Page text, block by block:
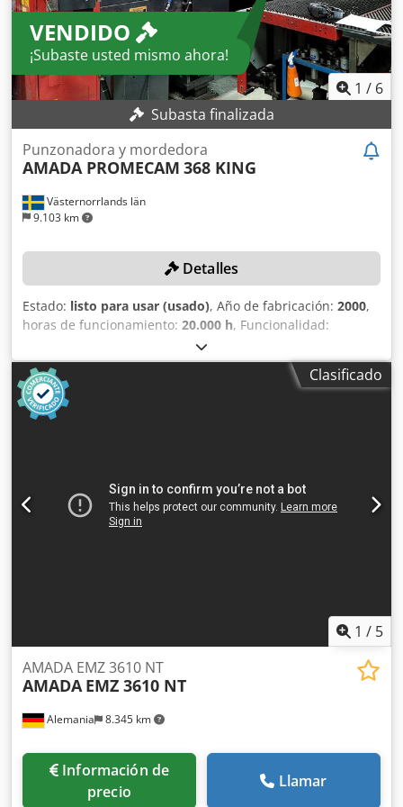
VENDIDO
¡Subaste usted mismo ahora!
1 / 6
Subasta finalizada
Västernorrlands län
9.103 km
Punzonadora y mordedora
AMADA PROMECAM 368 KING
Detalles
Estado: listo para usar (usado), Año de fabricación: 2000,
horas de funcionamiento: 20.000 h, Funcionalidad:
, longitud de la pieza (máx.):
mm, anchura de la pieza (máx.):1.500 mm, DETALLES
TÉCNICOS Tamaño de chapa: 1.500 x 3.000 mm Dksdpfx
Aijw Swdiexer DETALLES DE LA MÁQUINA Horas de
funcionamiento: 20.000 h EQUIPAMIENTO Manipulación de
Clasificado
1 / 5
Alemania 8.345 km
AMADA EMZ 3610 NT
AMADA EMZ 3610 NT
Información de
precio
Llamar